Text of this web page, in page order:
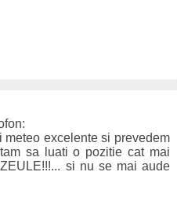
excelente si prevedem
sa luati o pozitie cat mai
si nu se mai aude